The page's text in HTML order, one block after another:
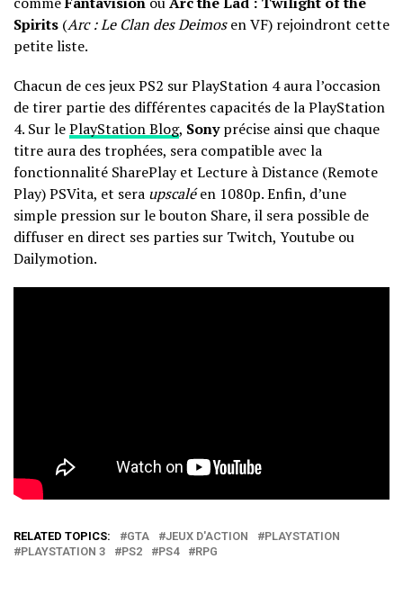
Spirits (Arc : Le Clan des Deimosen VF) rejoindront cette
petite liste.
Chacun de ces jeux PS2 sur PlayStation 4 aura l’occasion
de tirer partie des différentes capacités de la PlayStation
4. Sur lePlayStation Blog, Sonyprécise ainsi que chaque
titre aura des trophées, sera compatible avec la
fonctionnalité SharePlay et Lecture à Distance (Remote
Play) PSVita, et sera upscaléen 1080p. Enfin, d’une
simple pression sur le bouton Share, il sera possible de
diffuser en direct ses parties sur Twitch, Youtube ou
Dailymotion.
RELATED TOPICS: GTA JEUX D'ACTION
PLAYSTATION
PLAYSTATION 3
PS2 PS4 RPG